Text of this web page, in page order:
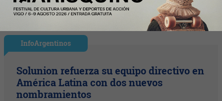
InfoArgentinos
Solunion refuerza su equipo directivo en
América Latina con dos nuevos
nombramientos